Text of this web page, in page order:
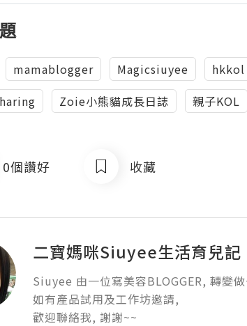
mamablogger Magicsiuyee hkkol
Zoie小熊貓成長日誌 親子KOL
0個讚好 收藏
二寶媽咪Siuyee生活育兒記
Siuyee 由一位寫美容BLOGGER, 轉變
如有產品試用及工作坊邀請,
歡迎聯絡我, 謝謝~~